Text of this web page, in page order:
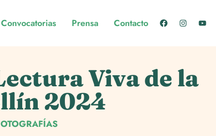
Convocatorias Prensa Contacto
Viva de la
2024